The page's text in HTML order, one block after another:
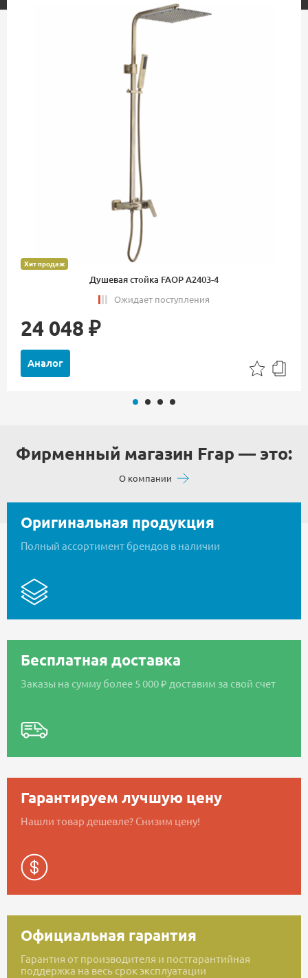
Хит продаж
Душевая стойка FAOP A2403-4
Ожидает поступления
24 048 ₽
Аналог
Фирменный магазин Frap — это:
О компании
Оригинальная продукция
Полный ассортимент брендов в наличии
Бесплатная доставка
Заказы на сумму более 5 000 ₽ доставим за свой счет
Гарантируем лучшую цену
Нашли товар дешевле? Снизим цену!
Официальная гарантия
Гарантия от производителя и постгарантийная
поддержка на весь срок эксплуатации